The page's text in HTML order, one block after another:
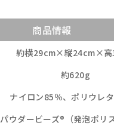
商品情報
約横29cm×縦24cm×高
約620g
ナイロン85％、ポリウレ
パウダービーズ®（発泡ポリ